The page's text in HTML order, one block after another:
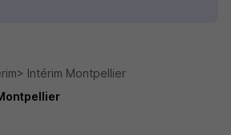
Intérim Montpellier